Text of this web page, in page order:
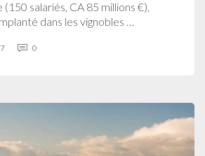
salariés, CA 85 millions €),
dans les vignobles …
0